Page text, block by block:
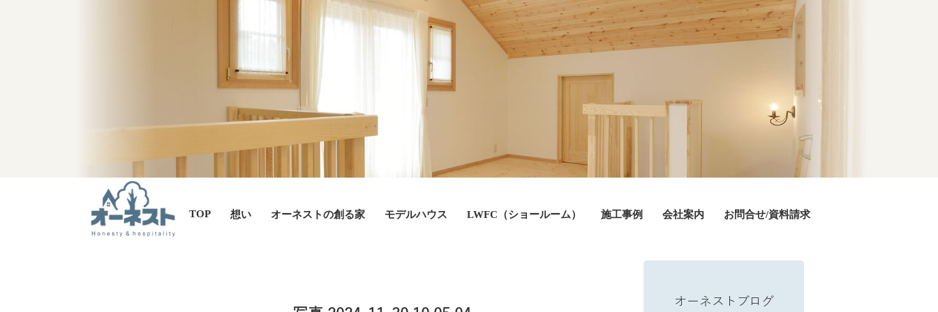
TOP 想い オーネストの創る家 モデルハウス LWFC（ショールーム） 施工事例 会社案内 お問合せ/資料請求
オーネストブログ